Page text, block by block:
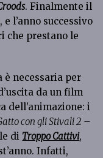
. Finalmente il
l’anno successivo
che prestano le
è necessaria per
da un film
dell’animazione: i
con gli Stivali 2 –
di Troppo Cattivi,
Infatti,